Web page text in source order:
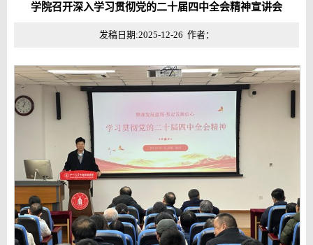
学院召开深入学习贯彻党的二十届四中全会精神宣讲会
发稿日期:2025-12-26 作者：